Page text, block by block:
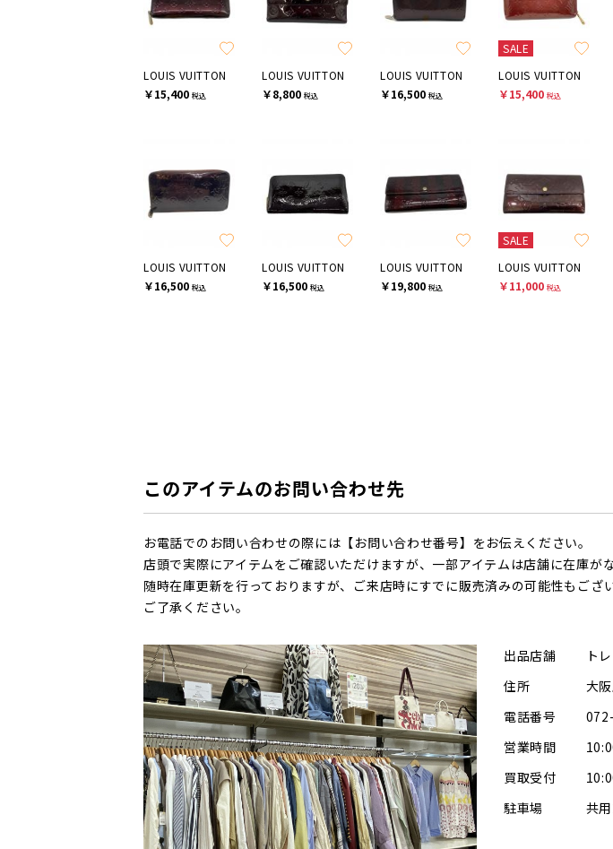
LOUIS VUITTON
￥15,400 税込
LOUIS VUITTON
￥8,800 税込
LOUIS VUITTON
￥16,500 税込
SALE
LOUIS VUITTON
￥15,400 税込
LOUIS VUITTON
￥16,500 税込
LOUIS VUITTON
￥16,500 税込
LOUIS VUITTON
￥19,800 税込
SALE
LOUIS VUITTON
￥11,000 税込
このアイテムのお問い合わせ先
お電話でのお問い合わせの際には【お問い合わせ番号】をお伝えください。
店頭で実際にアイテムをご確認いただけますが、一部アイテムは店舗に在庫が
随時在庫更新を行っておりますが、ご来店時にすでに販売済みの可能性もご
ご了承ください。
出品店舗
ト
住所
大
電話番号
営業時間
買取受付
駐車場
共